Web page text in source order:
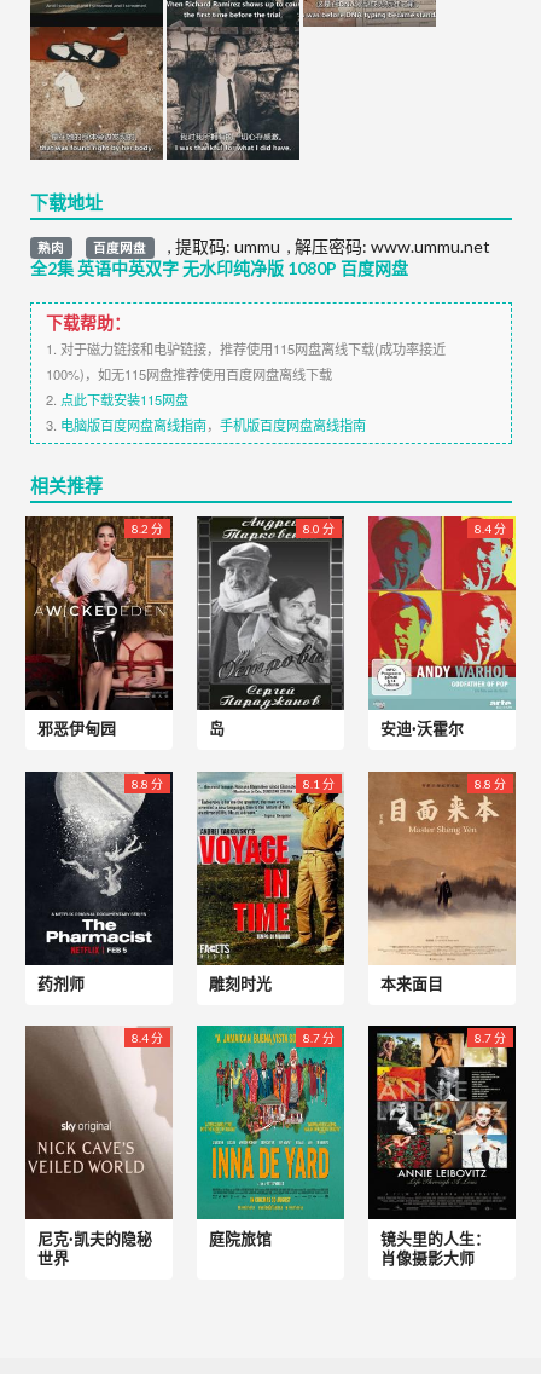
下载地址
熟肉 百度网盘
全2集 英语中英双字 无水印纯净版 1080P 百度网盘
, 提取码: ummu , 解压密码: www.ummu.net
下载帮助：
1. 对于磁力链接和电驴链接，推荐使用115网盘离线下载(成功率接近
100%)，如无115网盘推荐使用百度网盘离线下载
2. 点此下载安装115网盘
3. 电脑版百度网盘离线指南， 手机版百度网盘离线指南
相关推荐
8.2 分
邪恶伊甸园
8.0 分
岛
8.4 分
安迪·沃霍尔
8.8 分
药剂师
8.1 分
雕刻时光
8.8 分
本来面目
8.4 分
尼克·凯夫的隐秘
世界
8.7 分
庭院旅馆
8.7 分
镜头里的人生：
肖像摄影大师